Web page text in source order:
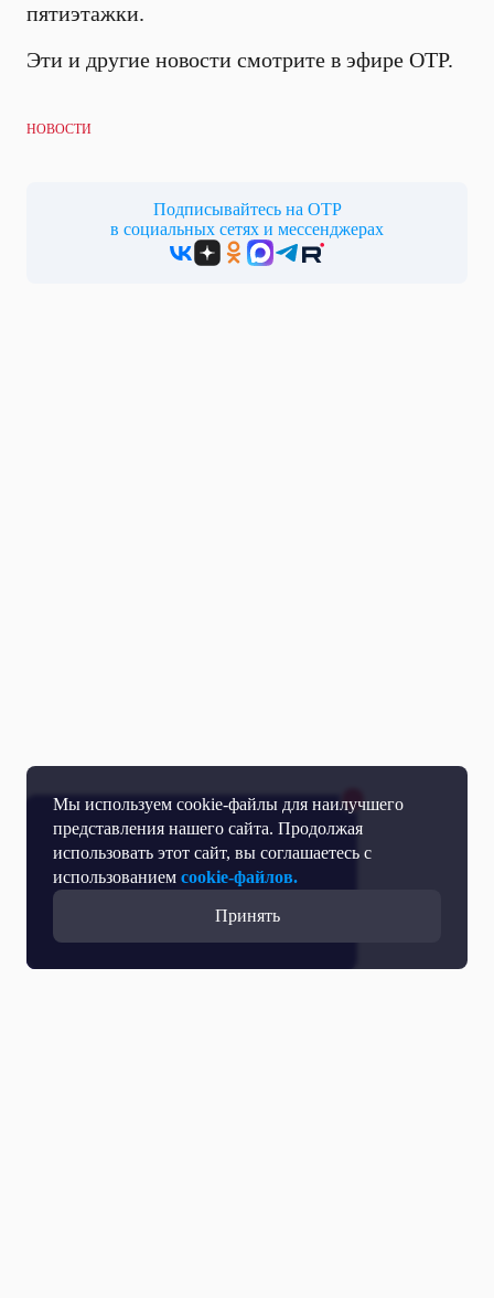
Мы используем cookie-файлы для наилучшего
представления нашего сайта. Продолжая
использовать этот сайт, вы соглашаетесь с
использованием cookie-файлов.
Принять
пятиэтажки.
Эти и другие новости смотрите в эфире ОТР.
НОВОСТИ
Подписывайтесь на ОТР
в социальных сетях и мессенджерах